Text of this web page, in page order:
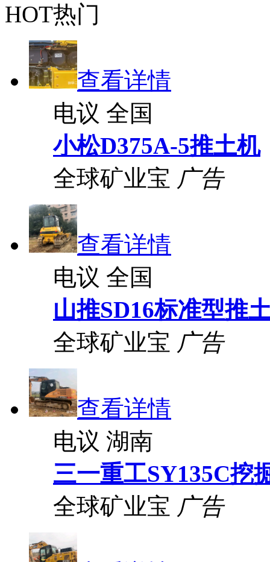
HOT热门
查看详情
电议 全国
小松D375A-5推土机
全球矿业宝 广告
查看详情
电议 全国
山推SD16标准型推
全球矿业宝 广告
查看详情
电议 湖南
三一重工SY135C挖
全球矿业宝 广告